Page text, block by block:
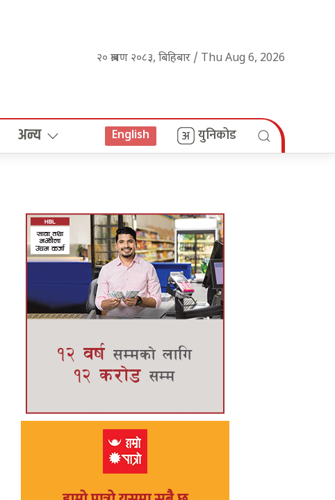
२० श्रावण २०८३, बिहिबार / Thu Aug 6, 2026
अन्य English युनिकोड